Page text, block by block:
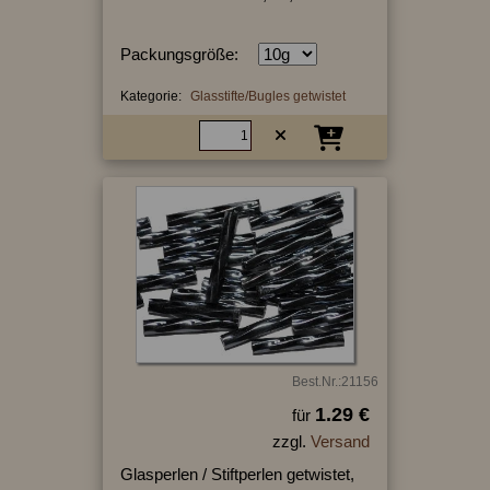
Packungsgröße:
Kategorie: Glasstifte/Bugles getwistet
Best.Nr.:21156
für 1.29 €
zzgl. Versand
Glasperlen / Stiftperlen getwistet,